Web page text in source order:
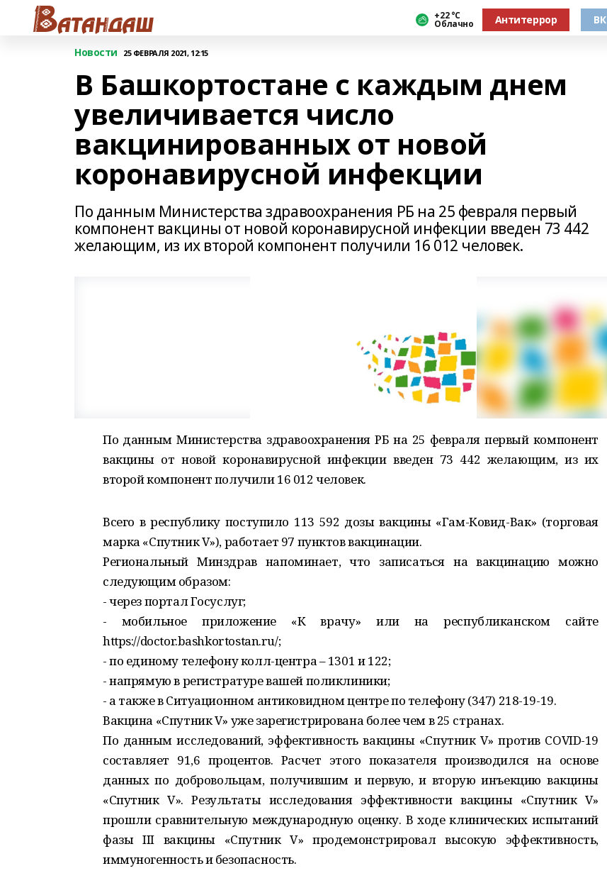
+22 °С
Облачно Антитеррор ВК
Новости 25 ФЕВРАЛЯ 2021, 12:15
В Башкортостане с каждым днем
увеличивается число
вакцинированных от новой
коронавирусной инфекции
По данным Министерства здравоохранения РБ на 25 февраля первый
компонент вакцины от новой коронавирусной инфекции введен 73 442
желающим, из их второй компонент получили 16 012 человек.
По данным Министерства здравоохранения РБ на 25 февраля первый компонент
вакцины от новой коронавирусной инфекции введен 73 442 желающим, из их
второй компонент получили 16 012 человек.
Всего в республику поступило 113 592 дозы вакцины «Гам-Ковид-Вак» (торговая
марка «Спутник V»), работает 97 пунктов вакцинации.
Региональный Минздрав напоминает, что записаться на вакцинацию можно
следующим образом:
- через портал Госуслуг;
- мобильное приложение «К врачу» или на республиканском сайте
https://doctor.bashkortostan.ru/;
- по единому телефону колл-центра – 1301 и 122;
- напрямую в регистратуре вашей поликлиники;
- а также в Ситуационном антиковидном центре по телефону (347) 218-19-19.
Вакцина «Спутник V» уже зарегистрирована более чем в 25 странах.
По данным исследований, эффективность вакцины «Спутник V» против COVID-19
составляет 91,6 процентов. Расчет этого показателя производился на основе
данных по добровольцам, получившим и первую, и вторую инъекцию вакцины
«Спутник V». Результаты исследования эффективности вакцины «Спутник V»
прошли сравнительную международную оценку. В ходе клинических испытаний
фазы III вакцины «Спутник V» продемонстрировал высокую эффективность,
иммуногенность и безопасность.